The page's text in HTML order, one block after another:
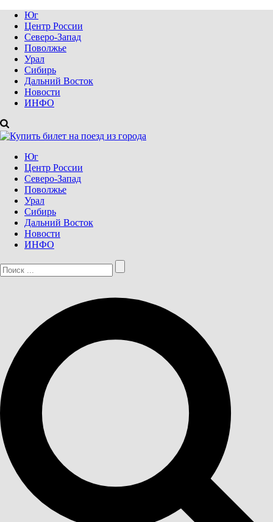
Юг
Центр России
Северо-Запад
Поволжье
Урал
Сибирь
Дальний Восток
Новости
ИНФО
Юг
Центр России
Северо-Запад
Поволжье
Урал
Сибирь
Дальний Восток
Новости
ИНФО